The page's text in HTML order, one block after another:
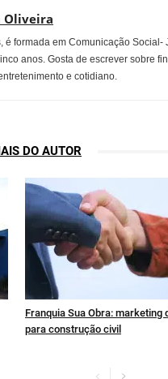
Oliveira
é formada em Comunicação
anos. Gosta de escrever sobre
e cotidiano.
DO AUTOR
Franquia Sua Obra: marketing
para construção civil